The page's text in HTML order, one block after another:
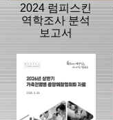
2024 럼피스킨
역학조사 분석
보고서